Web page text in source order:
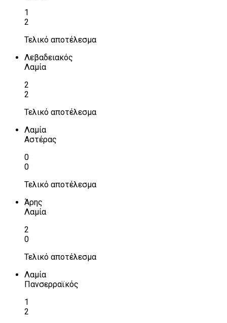
1
2
Τελικό αποτέλεσμα
Λεβαδειακός
Λαμία
2
2
Τελικό αποτέλεσμα
Λαμία
Αστέρας
0
0
Τελικό αποτέλεσμα
Άρης
Λαμία
2
0
Τελικό αποτέλεσμα
Λαμία
Πανσερραϊκός
1
2